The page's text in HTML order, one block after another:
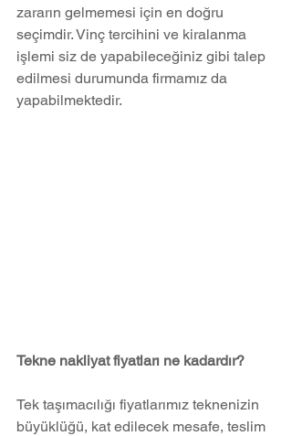
zararın gelmemesi için en doğru
seçimdir. Vinç tercihini ve kiralanma
işlemi siz de yapabileceğiniz gibi talep
edilmesi durumunda firmamız da
yapabilmektedir.
Tekne nakliyat fiyatları ne kadardır?
Tek taşımacılığı fiyatlarımız teknenizin
büyüklüğü, kat edilecek mesafe, teslim